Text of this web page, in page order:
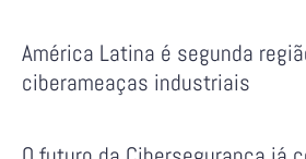
América Latina é segunda
ciberameaças industriais